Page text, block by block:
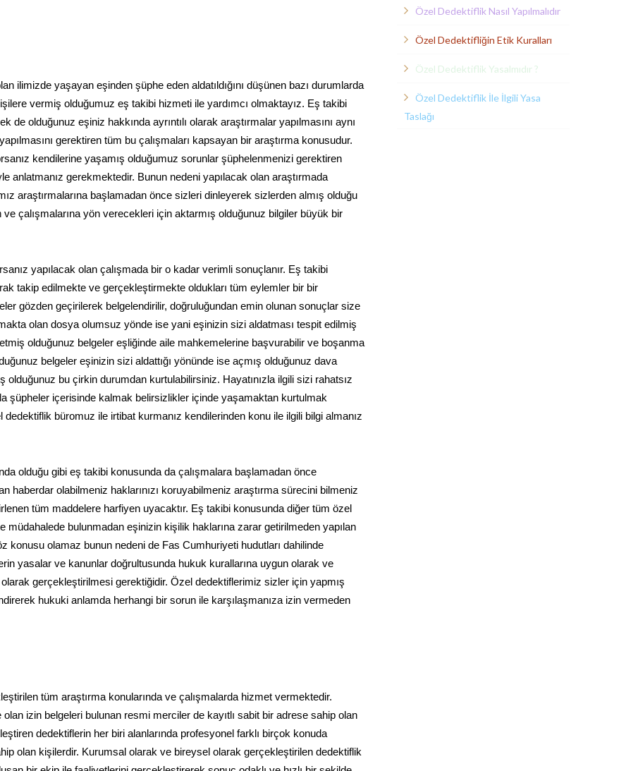
ilimizde yaşayan eşinden şüphe eden aldatıldığını düşünen bazı durumlarda
vermiş olduğumuz eş takibi hizmeti ile yardımcı olmaktayız. Eş takibi
olduğunuz eşiniz hakkında ayrıntılı olarak araştırmalar yapılmasını aynı
gerektiren tüm bu çalışmaları kapsayan bir araştırma konusudur.
kendilerine yaşamış olduğumuz sorunlar şüphelenmenizi gerektiren
anlatmanız gerekmektedir. Bunun nedeni yapılacak olan araştırmada
araştırmalarına başlamadan önce sizleri dinleyerek sizlerden almış olduğu
çalışmalarına yön verecekleri için aktarmış olduğunuz bilgiler büyük bir
yapılacak olan çalışmada bir o kadar verimli sonuçlanır. Eş takibi
takip edilmekte ve gerçekleştirmekte oldukları tüm eylemler bir bir
gözden geçirilerek belgelendirilir, doğruluğundan emin olunan sonuçlar size
olan dosya olumsuz yönde ise yani eşinizin sizi aldatması tespit edilmiş
olduğunuz belgeler eşliğinde aile mahkemelerine başvurabilir ve boşanma
belgeler eşinizin sizi aldattığı yönünde ise açmış olduğunuz dava
bu çirkin durumdan kurtulabilirsiniz. Hayatınızla ilgili sizi rahatsız
şüpheler içerisinde kalmak belirsizlikler içinde yaşamaktan kurtulmak
büromuz ile irtibat kurmanız kendilerinden konu ile ilgili bilgi almanız
olduğu gibi eş takibi konusunda da çalışmalara başlamadan önce
haberdar olabilmeniz haklarınızı koruyabilmeniz araştırma sürecini bilmeniz
tüm maddelere harfiyen uyacaktır. Eş takibi konusunda diğer tüm özel
müdahalede bulunmadan eşinizin kişilik haklarına zarar getirilmeden yapılan
konusu olamaz bunun nedeni de Fas Cumhuriyeti hudutları dahilinde
yasalar ve kanunlar doğrultusunda hukuk kurallarına uygun olarak ve
gerçekleştirilmesi gerektiğidir. Özel dedektiflerimiz sizler için yapmış
hukuki anlamda herhangi bir sorun ile karşılaşmanıza izin vermeden
tüm araştırma konularında ve çalışmalarda hizmet vermektedir.
izin belgeleri bulunan resmi merciler de kayıtlı sabit bir adrese sahip olan
dedektiflerin her biri alanlarında profesyonel farklı birçok konuda
olan kişilerdir. Kurumsal olarak ve bireysel olarak gerçekleştirilen dedektiflik
Özel Dedektiflik Nasıl Yapılmalıdır
Özel Dedektifliğin Etik Kuralları
Özel Dedektiflik Yasalmıdır ?
Özel Dedektiflik İle İlgili Yasa
Taslağı